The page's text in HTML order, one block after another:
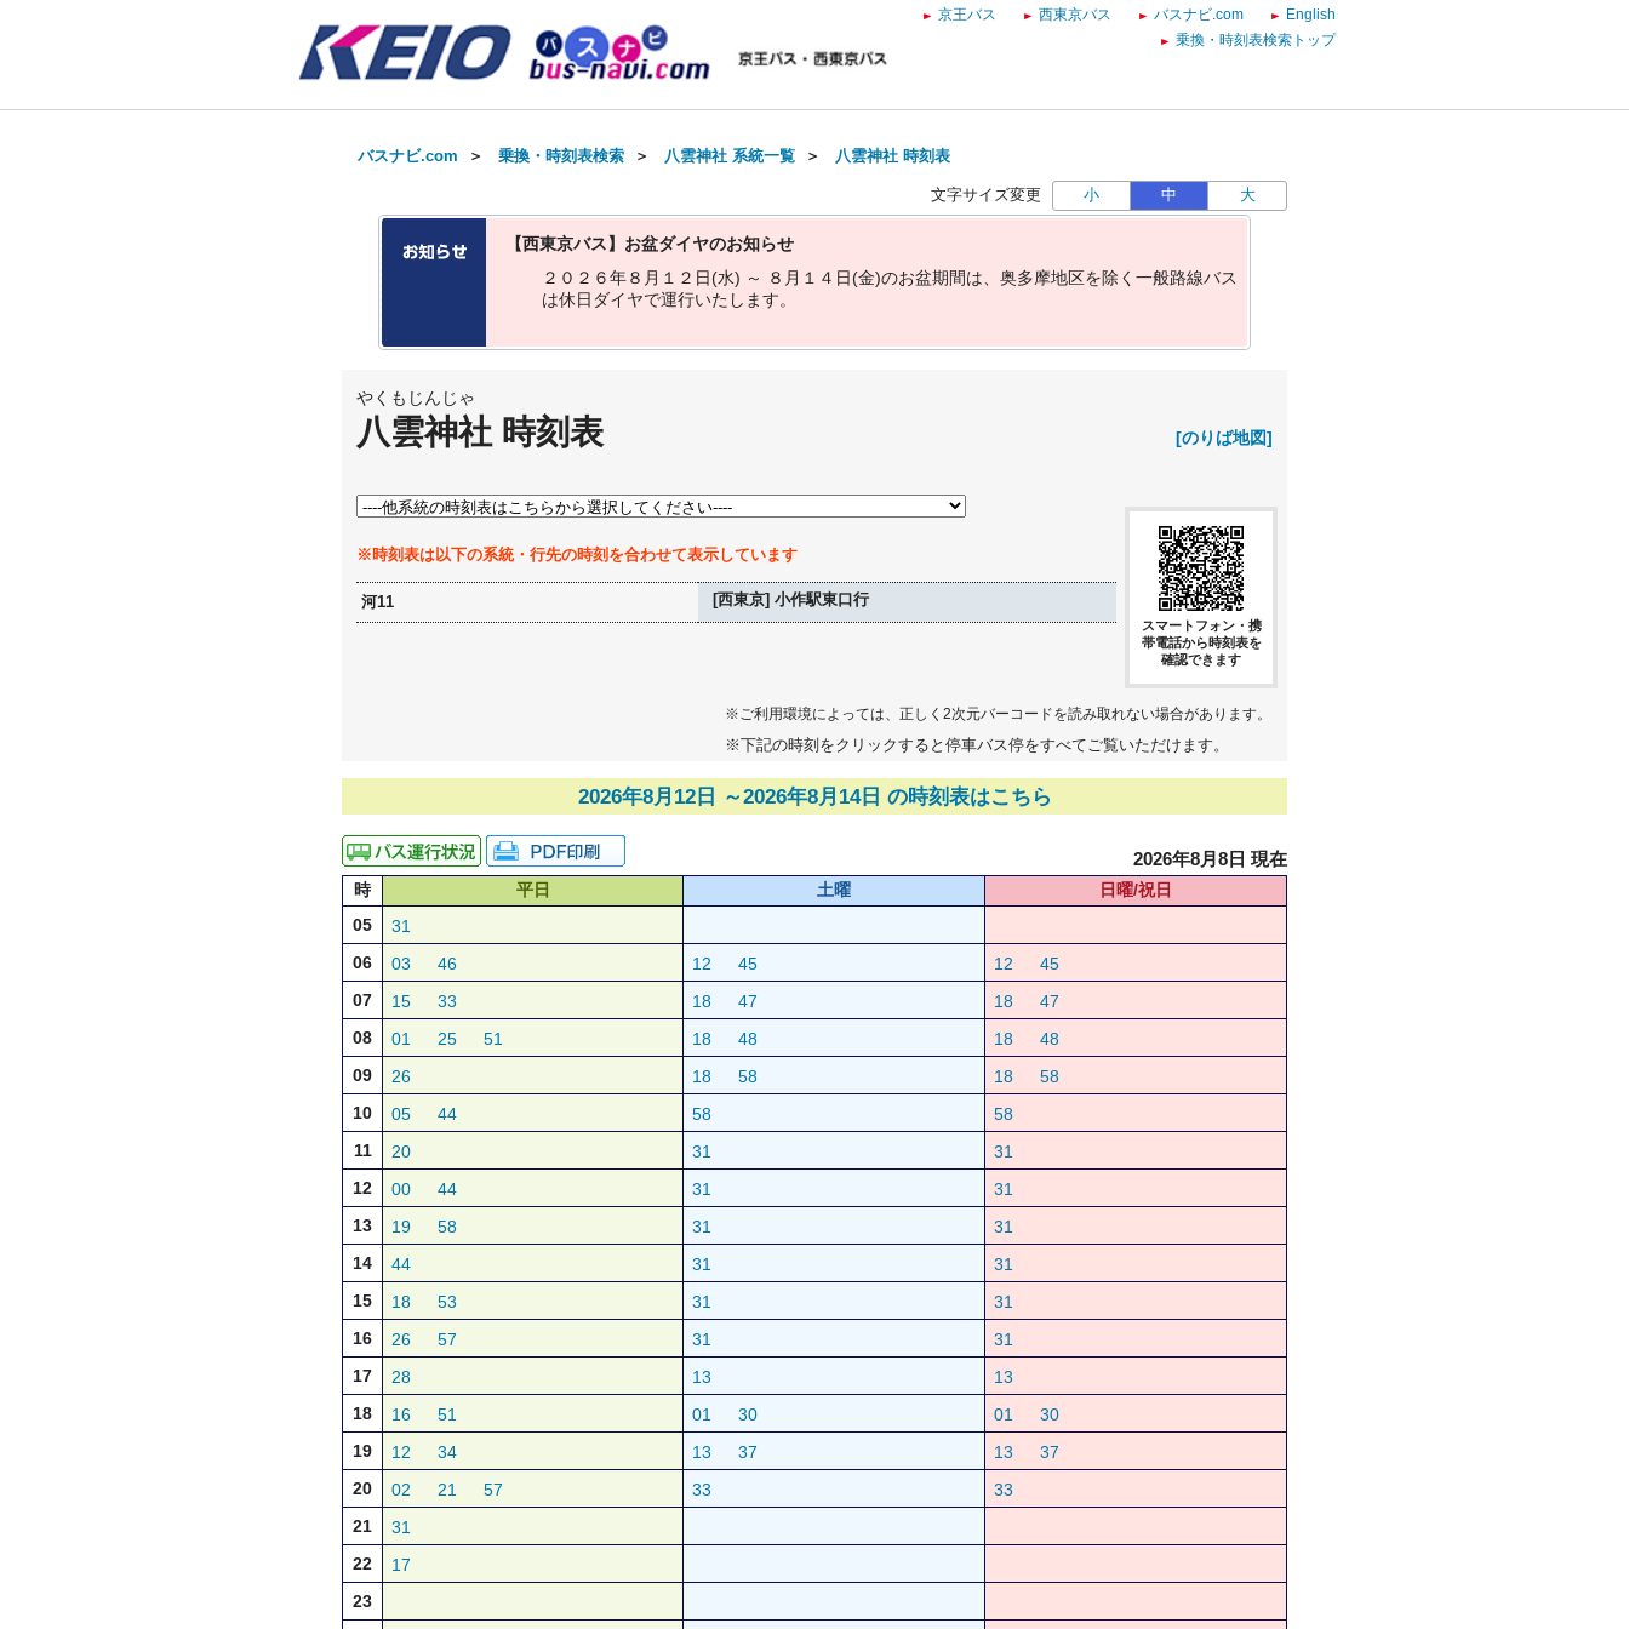
京王バス 西東京バス バスナビ.com
English
乗換・時刻表検索トップ
バスナビ.com ＞ 乗換・時刻表検索 ＞ 八雲神社 系統一覧 ＞ 八雲神社 時刻表
文字サイズ変更 小 中 大
【西東京バス】お盆ダイヤのお知らせ
２ ０ ２ ６年８ 月 １ ２ 日(水) ～ ８ 月 １ ４ 日(金)のお盆期間は 奥多摩地区を除 く 一般路線バス
は休日 ダイヤで運行いた し ます。
やくもじんじゃ
八雲神社 時刻表 [のりば地図]
※時刻表は以下の系統・行先の時刻を合わせて表示しています
河11 [西東京] 小作駅東口行
スマートフォン・携
帯電話から時刻表を
確認できます
※ご利用環境によっては、正しく2次元バーコードを読み取れない場合があります。
※下記の時刻をクリックすると停車バス停をすべてご覧いただけます。
2026年8月12日 ～2026年8月14日 の時刻表はこちら
2026年8月8日 現在
時 平日 土曜
日曜/祝日
05
31
06
03 46 12 45 12
45
07
15 33 18 47 18
47
08
01 25 51 18 48 18
48
09
26 18 58 18
58
10
05 44 58
58
11
20 31
31
12
00 44 31
31
13
19 58 31
31
14
44 31
31
15
18 53 31
31
16
26 57 31
31
17
28 13
13
18
16 51 01 30 01
30
19
12 34 13 37 13
37
20
02 21 57 33
33
21
31
22
17
23